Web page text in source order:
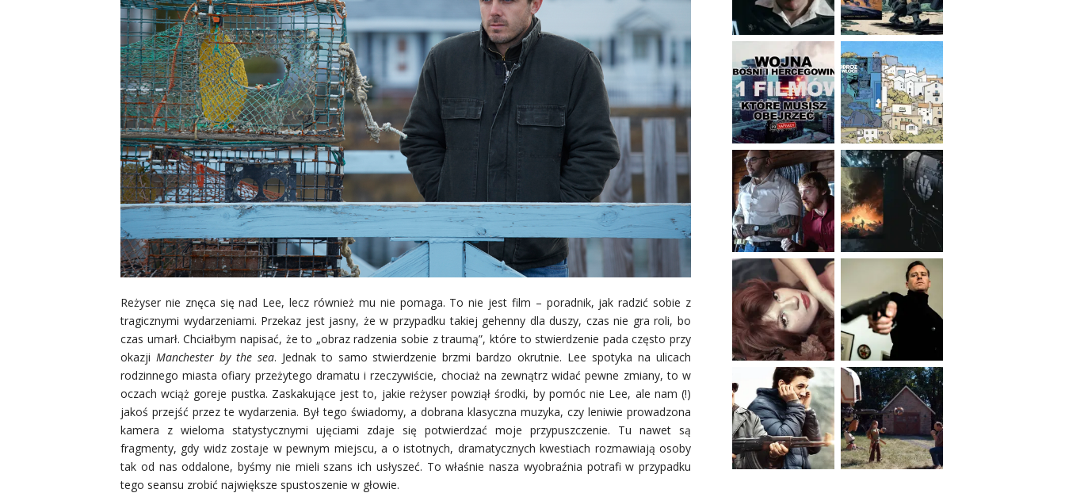
Reżyser nie znęca się nad Lee, lecz również mu nie pomaga. To nie jest film – poradnik, jak radzić sobie z
tragicznymi wydarzeniami. Przekaz jest jasny, że w przypadku takiej gehenny dla duszy, czas nie gra roli, bo
czas umarł. Chciałbym napisać, że to „obraz radzenia sobie z traumą”, które to stwierdzenie pada często przy
okazji Manchester by the sea. Jednak to samo stwierdzenie brzmi bardzo okrutnie. Lee spotyka na ulicach
rodzinnego miasta ofiary przeżytego dramatu i rzeczywiście, chociaż na zewnątrz widać pewne zmiany, to w
oczach wciąż goreje pustka. Zaskakujące jest to, jakie reżyser powziął środki, by pomóc nie Lee, ale nam (!)
jakoś przejść przez te wydarzenia. Był tego świadomy, a dobrana klasyczna muzyka, czy leniwie prowadzona
kamera z wieloma statystycznymi ujęciami zdaje się potwierdzać moje przypuszczenie. Tu nawet są
fragmenty, gdy widz zostaje w pewnym miejscu, a o istotnych, dramatycznych kwestiach rozmawiają osoby
tak od nas oddalone, byśmy nie mieli szans ich usłyszeć. To właśnie nasza wyobraźnia potrafi w przypadku
tego seansu zrobić największe spustoszenie w głowie.